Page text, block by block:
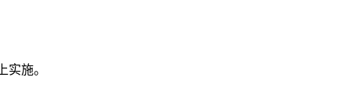
施。